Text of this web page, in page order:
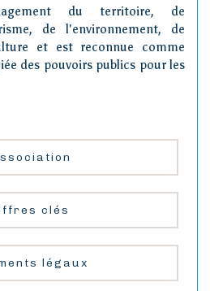
du territoire, de
de l'environnement, de
et est reconnue comme
des pouvoirs publics pour les
clés
légaux